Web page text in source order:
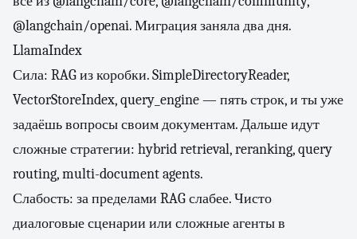
@langchain/openai. Миграция заняла два дня.
LlamaIndex
Сила: RAG из коробки. SimpleDirectoryReader,
VectorStoreIndex, query_engine — пять строк, и ты уже
задаёшь вопросы своим документам. Дальше идут
сложные стратегии: hybrid retrieval, reranking, query
routing, multi-document agents.
Слабость: за пределами RAG слабее. Чисто
диалоговые сценарии или сложные агенты в